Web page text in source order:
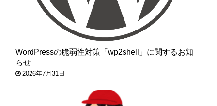
WordPressの脆弱性対策「wp2shell」に関するお知
らせ
2026年7月31日